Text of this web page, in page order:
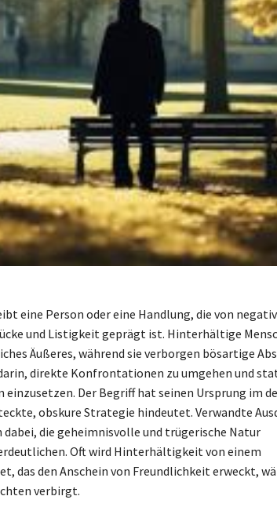
eine Person oder eine Handlung, die von
und Listigkeit geprägt ist. Hinterhältige
Äußeres, während sie verborgen bösartige
direkte Konfrontationen zu umgehen und
Der Begriff hat seinen Ursprung im
obskure Strategie hindeutet. Verwandte
dabei, die geheimnisvolle und trügerische Natur
Oft wird Hinterhältigkeit von einem
das den Anschein von Freundlichkeit erweckt,
verbirgt.